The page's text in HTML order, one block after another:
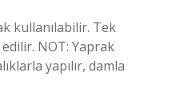
kullanılabilir. Tek
edilir. NOT: Yaprak
yapılır, damla